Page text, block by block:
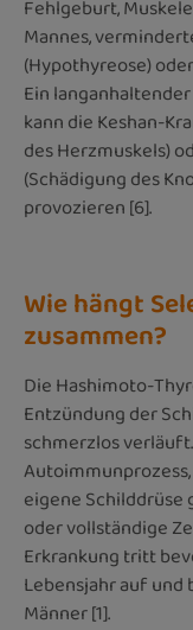
Fehlgeburt,
Mannes,
(Hypothyreose)
Ein
kann die Keshan-
des Herzmuskels)
(Schädigung des
provozieren [6].
Wie hängt
zusammen?
Die Hashimoto-
Entzündung der
schmerzlos
eigene
oder vollständige
Erkrankung tritt
Lebensjahr auf
Männer [1].